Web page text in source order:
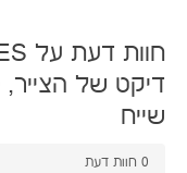
שייח
0 חוות דעת